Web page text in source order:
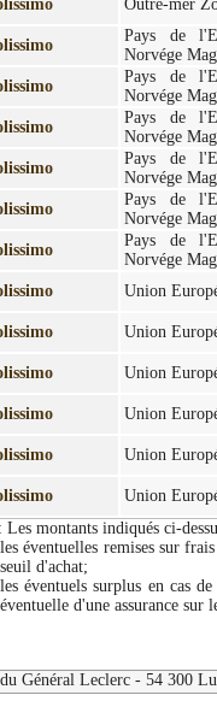
Outre-mer
Pays de
Norvége
Pays de
Norvége
Pays de
Norvége
Pays de
Norvége
Pays de
Norvége
Pays de
Norvége
Union
Union
Union
Union
Union
Union
montants indiqués ci-
les éventuelles remises sur
seuil d'achat;
les éventuels surplus en cas
éventuelle d'une assurance sur
Général Leclerc - 54 300